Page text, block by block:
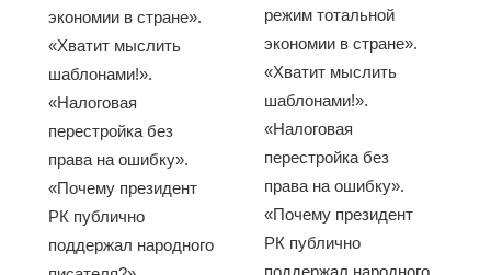
экономии в стране».
«Хватит мыслить
шаблонами!».
«Налоговая
перестройка без
права на ошибку».
«Почему президент
РК публично
поддержал народного
режим тотальной
экономии в стране».
«Хватит мыслить
шаблонами!».
«Налоговая
перестройка без
права на ошибку».
«Почему президент
РК публично